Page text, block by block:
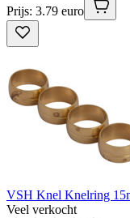
Prijs: 3.79 euro
VSH Knel Knelring
Veel verkocht